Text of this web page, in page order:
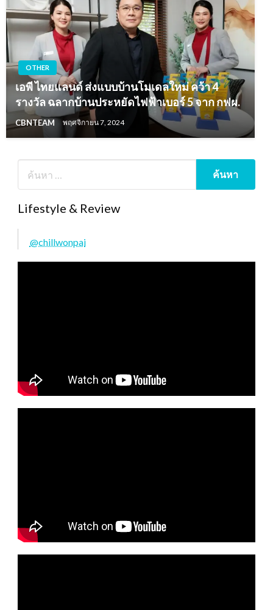
OTHER
เอพี ไทยแลนด์ ส่งแบบบ้านโมเดลใหม่ คว้า 4
รางวัล ฉลากบ้านประหยัดไฟฟ้าเบอร์ 5 จาก กฟผ.
CBNTEAM พฤศจิกายน 7, 2024
Lifestyle & Review
@chillwonpai